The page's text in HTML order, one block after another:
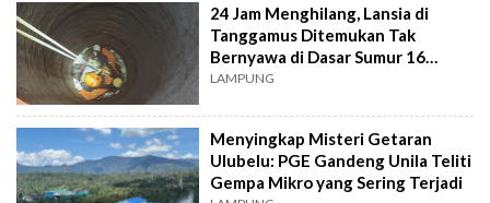
24 Jam Menghilang, Lansia di
Tanggamus Ditemukan Tak
Bernyawa di Dasar Sumur 16
Meter
LAMPUNG
Menyingkap Misteri Getaran
Ulubelu: PGE Gandeng Unila Teliti
Gempa Mikro yang Sering Terjadi